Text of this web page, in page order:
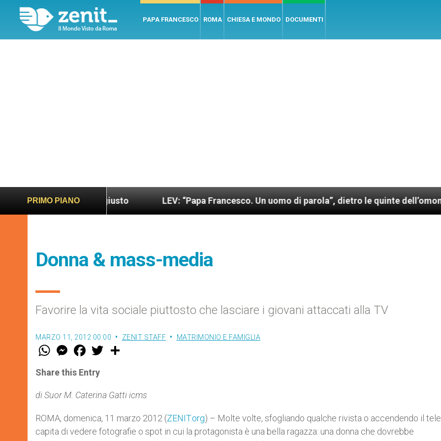
PAPA FRANCESCO ROMA CHIESA E MONDO DOCUMENTI
PRIMO PIANO
più sano e giusto LEV: “Papa Francesco. Un uomo di parola”, dietro le quinte dell’omonimo film di
Donna & mass-media
Favorire la vita sociale piuttosto che lasciare i giovani attaccati alla TV
MARZO 11, 2012 00:00 ZENIT STAFF MATRIMONIO E FAMIGLIA
W
t
s
p
p
M
e
s
e
g
e
F
a
e
b
o
k
w
r
Share this Entry
di Suor M. Caterina Gatti icms
ROMA, domenica, 11 marzo 2012 (ZENIT.org) – Molte volte, sfogliando qualche rivista o accendendo il
capita di vedere fotografie o spot in cui la protagonista è una bella ragazza: una donna che dovrebbe